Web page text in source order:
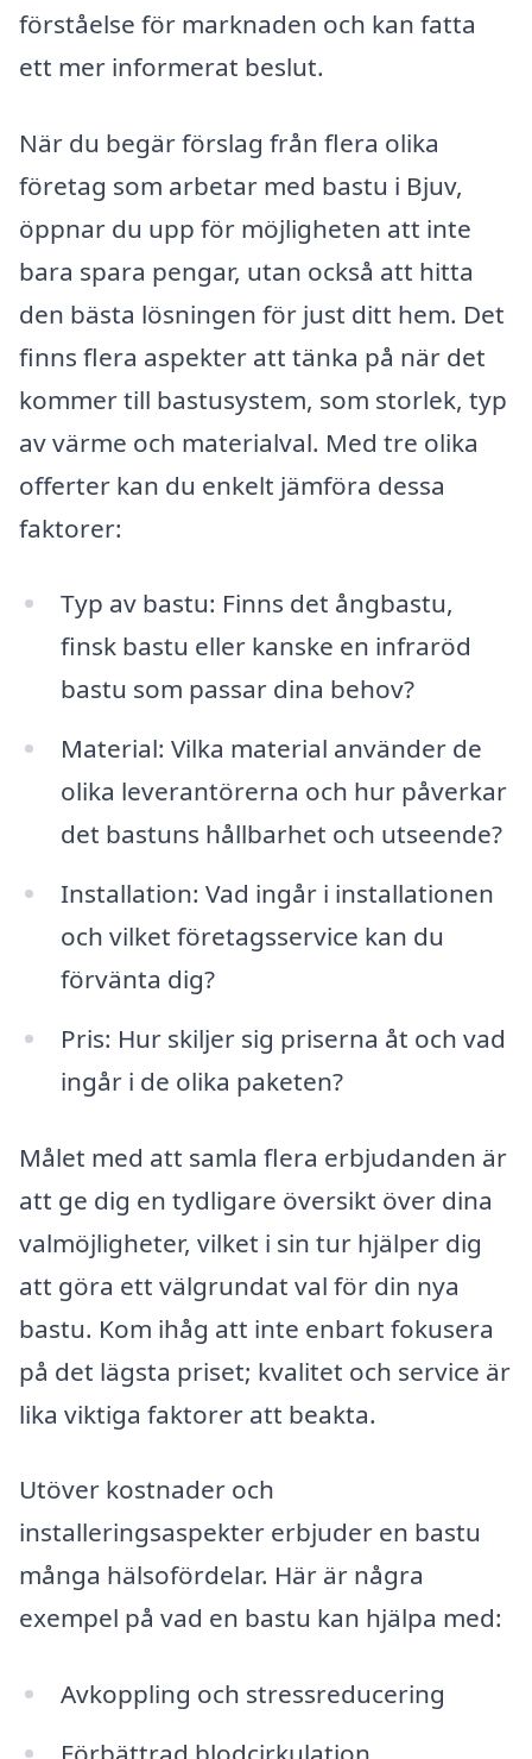
förståelse för marknaden och kan fatta
ett mer informerat beslut.
När du begär förslag från flera olika
företag som arbetar med bastu i Bjuv,
öppnar du upp för möjligheten att inte
bara spara pengar, utan också att hitta
den bästa lösningen för just ditt hem. Det
finns flera aspekter att tänka på när det
kommer till bastusystem, som storlek, typ
av värme och materialval. Med tre olika
offerter kan du enkelt jämföra dessa
faktorer:
Typ av bastu: Finns det ångbastu,
finsk bastu eller kanske en infraröd
bastu som passar dina behov?
Material: Vilka material använder de
olika leverantörerna och hur påverkar
det bastuns hållbarhet och utseende?
Installation: Vad ingår i installationen
och vilket företagsservice kan du
förvänta dig?
Pris: Hur skiljer sig priserna åt och vad
ingår i de olika paketen?
Målet med att samla flera erbjudanden är
att ge dig en tydligare översikt över dina
valmöjligheter, vilket i sin tur hjälper dig
att göra ett välgrundat val för din nya
bastu. Kom ihåg att inte enbart fokusera
på det lägsta priset; kvalitet och service är
lika viktiga faktorer att beakta.
Utöver kostnader och
installeringsaspekter erbjuder en bastu
många hälsofördelar. Här är några
exempel på vad en bastu kan hjälpa med:
Avkoppling och stressreducering